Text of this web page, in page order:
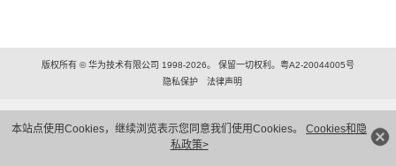
本站点使用Cookies，继续浏览表示您同意我们使用Cookies。 Cookies和隐
私政策>
版权所有 © 华为技术有限公司 1998-2026。 保留一切权利。粤A2-20044005号
隐私保护
法律声明